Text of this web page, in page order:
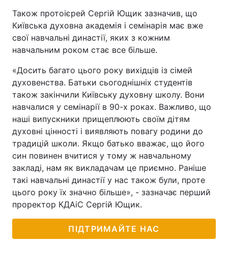
Також протоієрей Сергій Ющик зазначив, що
Київська духовна академія і семінарія має вже
свої навчальні династії, яких з кожним
навчальним роком стає все більше.
«Досить багато цього року вихідців із сімей
духовенства. Батьки сьогоднішніх студентів
також закінчили Київську духовну школу. Вони
навчалися у семінарії в 90-х роках. Важливо, що
наші випускники прищеплюють своїм дітям
духовні цінності і виявляють повагу родини до
традицій школи. Якщо батько вважає, що його
син повинен вчитися у тому ж навчальному
закладі, нам як викладачам це приємно. Раніше
такі навчальні династії у нас також були, проте
цього року їх значно більше», - зазначає перший
проректор КДАіС Сергій Ющик.
ПІДТРИМАЙТЕ НАС